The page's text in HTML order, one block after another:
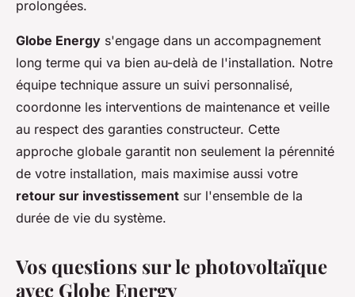
prolongées.
Globe Energy s'engage dans un accompagnement
long terme qui va bien au-delà de l'installation. Notre
équipe technique assure un suivi personnalisé,
coordonne les interventions de maintenance et veille
au respect des garanties constructeur. Cette
approche globale garantit non seulement la pérennité
de votre installation, mais maximise aussi votre
retour sur investissement sur l'ensemble de la
durée de vie du système.
Vos questions sur le photovoltaïque
avec Globe Energy